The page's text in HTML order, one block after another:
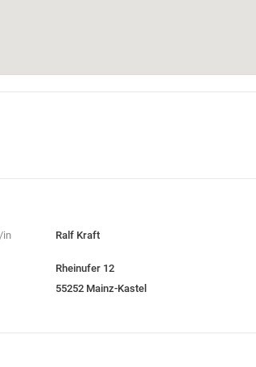
in Ralf Kraft
Rheinufer 12
55252 Mainz-Kastel